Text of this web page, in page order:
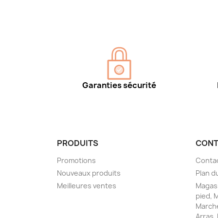
Garanties sécurité
PRODUITS
Promotions
Nouveaux produits
Meilleures ventes
Plan
pied,